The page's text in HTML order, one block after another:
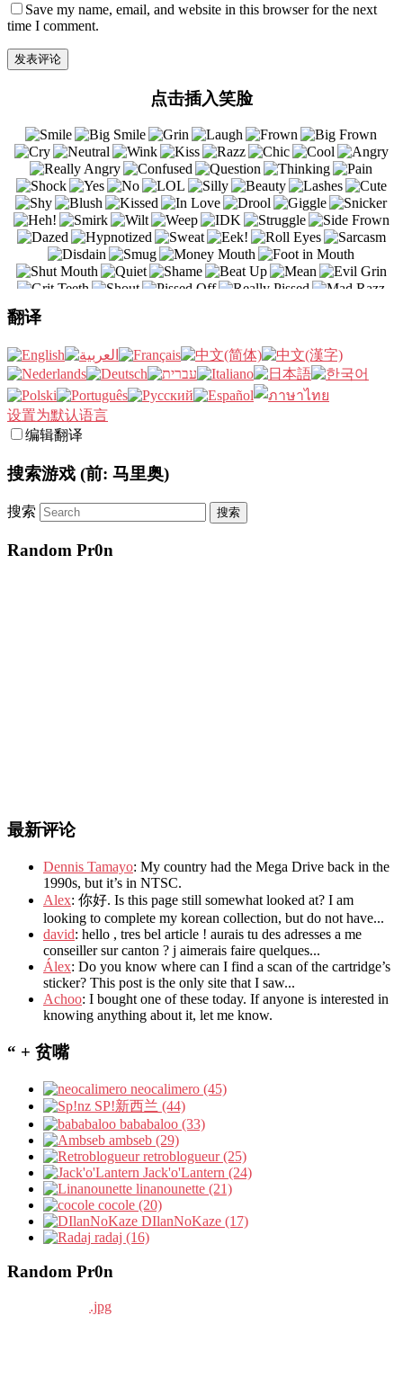
Save my name, email, and website in this browser for the next
time I comment.
点击插入笑脸
翻译
设置为默认语言
编辑翻译
搜索游戏 (前: 马里奥)
搜索
Random Pr0n
最新评论
Dennis Tamayo: My country had the Mega Drive back in the
1990s, but it’s in NTSC.
Alex: 你好. Is this page still somewhat looked at? I am
looking to complete my korean collection, but do not have...
david: hello , tres bel article ! aurais tu des adresses a me
conseiller sur canton ? j aimerais faire quelques...
Álex: Do you know where can I find a scan of the cartridge’s
sticker? This post is the only site that I saw...
Achoo: I bought one of these today. If anyone is interested in
knowing anything about it, let me know.
“ + 贫嘴
neocalimero (45)
SP!新西兰 (44)
bababaloo (33)
ambseb (29)
retroblogueur (25)
Jack'o'Lantern (24)
linanounette (21)
cocole (20)
DIlanNoKaze (17)
radaj (16)
Random Pr0n